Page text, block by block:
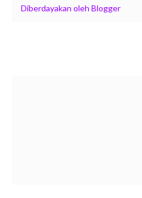
Diberdayakan oleh Blogger